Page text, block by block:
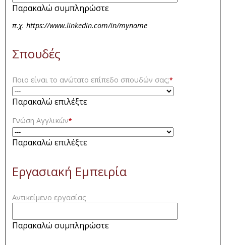
Παρακαλώ συμπληρώστε
π.χ. https://www.linkedin.com/in/myname
Σπουδές
Ποιο είναι το ανώτατο επίπεδο σπουδών σας;*
Παρακαλώ επιλέξτε
Γνώση Αγγλικών*
Παρακαλώ επιλέξτε
Εργασιακή Εμπειρία
Αντικείμενο εργασίας
Παρακαλώ συμπληρώστε